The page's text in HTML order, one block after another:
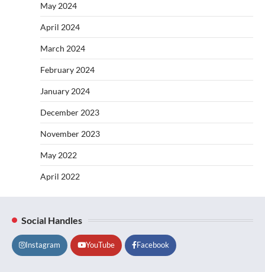
May 2024
April 2024
March 2024
February 2024
January 2024
December 2023
November 2023
May 2022
April 2022
Social Handles
Instagram YouTube Facebook